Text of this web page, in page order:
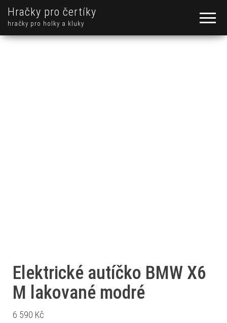
Hračky pro čertíky
hračky pro holky a kluky
Elektrické autíčko BMW X6
M lakované modré
6 590 Kč